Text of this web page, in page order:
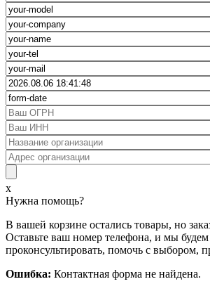
x
Нужна помощь?
В вашей корзине остались товары, но
Оставьте ваш номер телефона, и мы
проконсультировать, помочь с выбором,
Ошибка: Контактная форма не найдена.